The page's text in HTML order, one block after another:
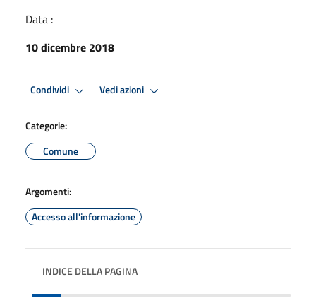
Data :
10 dicembre 2018
Condividi Vedi azioni
Categorie:
Comune
Argomenti:
Accesso all'informazione
INDICE DELLA PAGINA